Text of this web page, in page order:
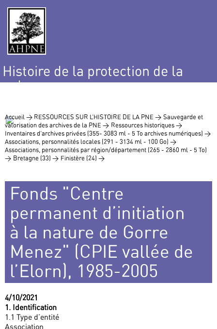
Histoire de la protection de la
nature
Accueil > RESSOURCES SUR L’HISTOIRE DE LA PNE > Sauvegarde et
valorisation des archives de la PNE > Ressources historiques >
Inventaires d’archives privées (355- 3083 ml - 5 To archives numériques) >
Associations, personnalités locales (291 - 3134 ml - 100 Go) >
Associations, personnalités par région/département (265 - 2860 ml - 5 To)
> Bretagne (33) > Finistère (24) >
Fonds "Centre
permanent d’initiation
à la nature de Gorre
Menez" (CPIE vallée de
l’Elorn), 1985-2005
4/10/2021
1. Identification
1.1 Type d’entité
Association